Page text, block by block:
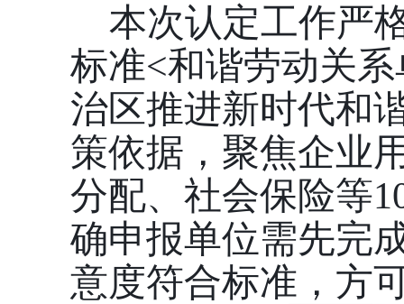
本次认定工作严
标准<和谐劳动关
治区推进新时代和
策依据，聚焦企业
分配、社会保险等
确申报单位需先完
意度符合标准，方